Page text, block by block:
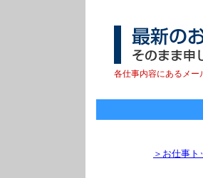
各仕事内容にあるメー
＞お仕事ト